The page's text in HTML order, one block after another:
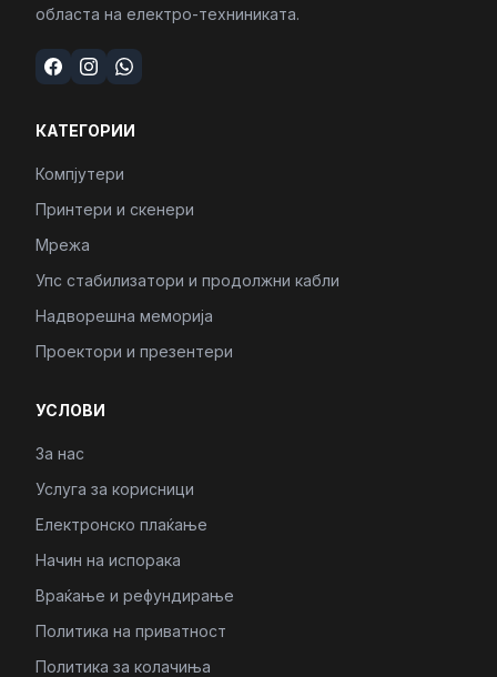
областа на електро-техниниката.
КАТЕГОРИИ
Компјутери
Принтери и скенери
Мрежа
Упс стабилизатори и продолжни кабли
Надворешна меморија
Проектори и презентери
УСЛОВИ
За нас
Услуга за корисници
Електронско плаќање
Начин на испорака
Враќање и рефундирање
Политика на приватност
Политика за колачиња